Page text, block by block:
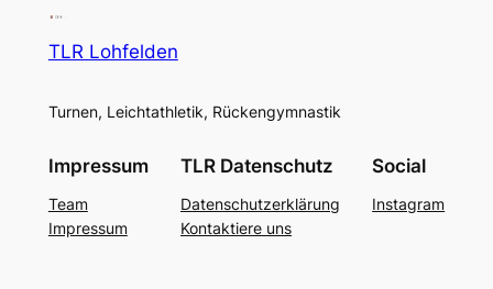
TLR Lohfelden
Turnen, Leichtathletik, Rückengymnastik
Impressum
Team
Impressum
TLR Datenschutz
Datenschutzerklärung
Kontaktiere uns
Social
Instagram